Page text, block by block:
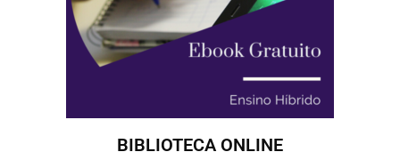
BIBLIOTECA ONLINE